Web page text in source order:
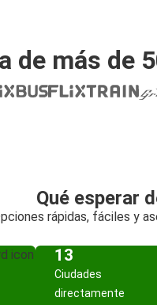
de más de
Qué esperar
rápidas, fáciles y
13
Ciudades
directamente